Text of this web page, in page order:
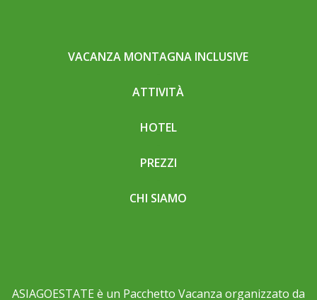
VACANZA MONTAGNA INCLUSIVE
ATTIVITÀ
HOTEL
PREZZI
CHI SIAMO
ASIAGOESTATE è un Pacchetto Vacanza organizzato da